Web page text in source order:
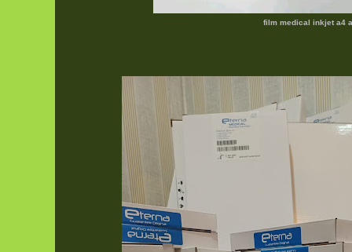
film medical inkjet a4